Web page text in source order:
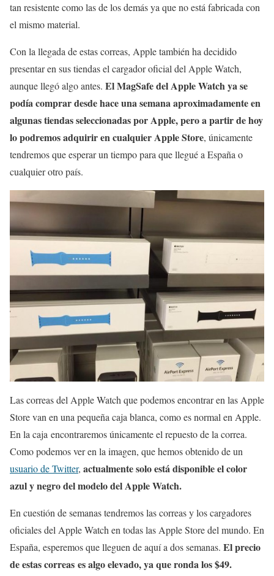
tan resistente como las de los demás ya que no está fabricada con
el mismo material.
Con la llegada de estas correas, Apple también ha decidido
presentar en sus tiendas el cargador oficial del Apple Watch,
aunque llegó algo antes. El MagSafe del Apple Watch ya se
podía comprar desde hace una semana aproximadamente en
algunas tiendas seleccionadas por Apple, pero a partir de hoy
lo podremos adquirir en cualquier Apple Store, únicamente
tendremos que esperar un tiempo para que llegué a España o
cualquier otro país.
Las correas del Apple Watch que podemos encontrar en las Apple
Store van en una pequeña caja blanca, como es normal en Apple.
En la caja encontraremos únicamente el repuesto de la correa.
Como podemos ver en la imagen, que hemos obtenido de un
usuario de Twitter, actualmente solo está disponible el color
azul y negro del modelo del Apple Watch.
En cuestión de semanas tendremos las correas y los cargadores
oficiales del Apple Watch en todas las Apple Store del mundo. En
España, esperemos que lleguen de aquí a dos semanas. El precio
de estas correas es algo elevado, ya que ronda los $49.